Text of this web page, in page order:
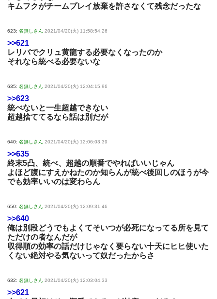
キムフクがチームプレイ放棄を許さなくて残念だったな
623: 名無しさん 2021/04/20(火) 11:58:54.26
>>621
レリバでクリュ黄龍する必要なくなったのか
それなら統べる必要ないな
635: 名無しさん 2021/04/20(火) 12:04:15.96
>>623
統べないと一生超越できない
超越捨ててるなら話は別だが
640: 名無しさん 2021/04/20(火) 12:06:03.39
>>635
終末5凸、統べ、超越の順番でやればいいじゃん
よほど腹にすえかねたのか知らんが統べ後回しのほうが今
でも効率いいのは変わらん
650: 名無しさん 2021/04/20(火) 12:09:31.46
>>640
俺は別段どうでもよくてそいつが必死になってる所を見て
ただけの者なんだが
収得順の効率の話だけじゃなく要らない十天にヒヒ使いた
くない絶対やる気ないって奴だったからさ
632: 名無しさん 2021/04/20(火) 12:03:04.33
>>621